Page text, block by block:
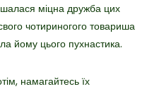
міцна дружба цих
чотириногого товариша
йому цього пухнастика.
намагайтесь їх